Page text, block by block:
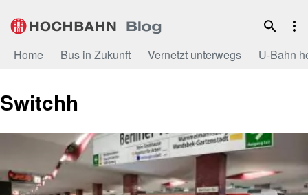
Inhalt
Home Bus in Zukunft Vernetzt unterwegs U-Bahn
Switchh